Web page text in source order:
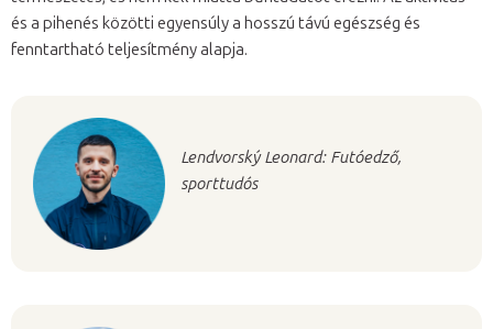
és a pihenés közötti egyensúly a hosszú távú egészség és
fenntartható teljesítmény alapja.
Lendvorský Leonard: Futóedző,
sporttudós